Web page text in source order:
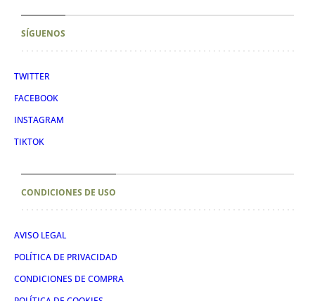
SÍGUENOS
TWITTER
FACEBOOK
INSTAGRAM
TIKTOK
CONDICIONES DE USO
AVISO LEGAL
POLÍTICA DE PRIVACIDAD
CONDICIONES DE COMPRA